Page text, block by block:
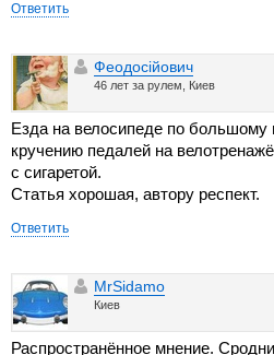
Ответить
Феодосійович
46 лет за рулем, Киев
Езда на велосипеде по большому
кручению педалей на
с сигаретой.
Статья хорошая, автору респект.
Ответить
MrSidamo
Киев
Распространённое мнение.